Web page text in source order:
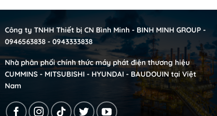
Công ty TNHH Thiết bị CN Bình Minh - BINH MINH GROUP -
0946563838 - 0943333838
Nhà phân phối chính thức máy phát điện thương hiệu
CUMMINS - MITSUBISHI - HYUNDAI - BAUDOUIN tại Việt
Nam